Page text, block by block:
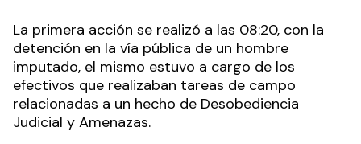
La primera acción se realizó a las 08:20, con la
detención en la vía pública de un hombre
imputado, el mismo estuvo a cargo de los
efectivos que realizaban tareas de campo
relacionadas a un hecho de Desobediencia
Judicial y Amenazas.